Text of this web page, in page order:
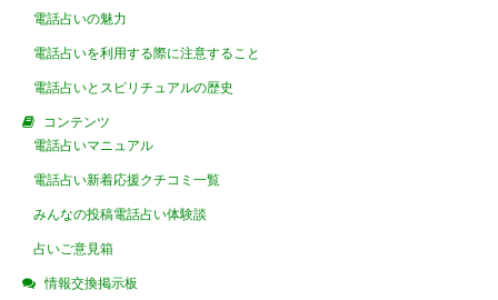
電話占いの魅力
電話占いを利用する際に注意すること
電話占いとスピリチュアルの歴史
コンテンツ
電話占いマニュアル
電話占い新着応援クチコミ一覧
みんなの投稿電話占い体験談
占いご意見箱
情報交換掲示板